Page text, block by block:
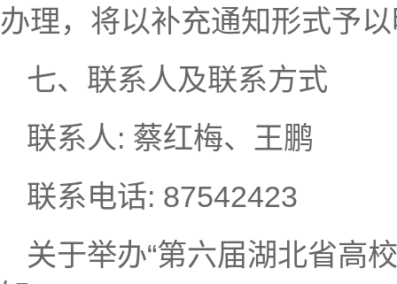
办理，将以补充通知形式予
七、联系人及联系方式
联系人: 蔡红梅、王鹏
联系电话: 87542423
关于举办“第六届湖北省高